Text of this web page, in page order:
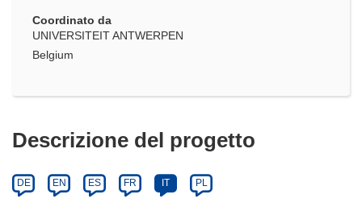
Coordinato da
UNIVERSITEIT ANTWERPEN
Belgium
Descrizione del progetto
DE EN ES FR IT PL